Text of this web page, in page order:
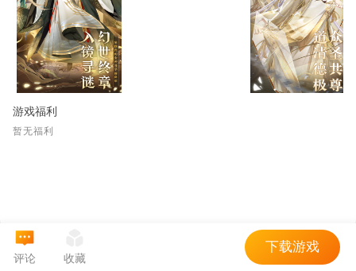
游戏福利
暂无福利
评论 收藏
下载游戏